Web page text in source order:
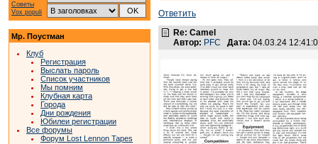
Советы
Vox populi
Мр. Поустман
Клуб
Регистрация
Выслать пароль
Список участников
Мы помним
Клубная карта
Города
Дни рождения
Юбилеи регистрации
Все форумы
Форум Lost Lennon Tapes
Ответить
Re: Camel
Автор: PFC Дата: 04.03.24